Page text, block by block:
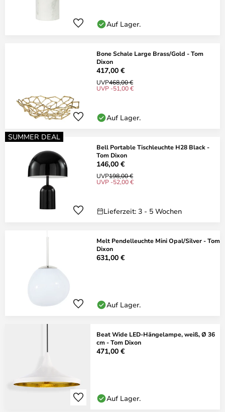
Auf Lager.
Bone Schale Large Brass/Gold - Tom
Dixon
417,00 €
UVP468,00 €
UVP -51,00 €
Auf Lager.
SUMMER DEAL
Bell Portable Tischleuchte H28 Black -
Tom Dixon
146,00 €
UVP198,00 €
UVP -52,00 €
Lieferzeit: 3 - 5 Wochen
Melt Pendelleuchte Mini Opal/Silver - Tom
Dixon
631,00 €
Auf Lager.
Beat Wide LED-Hängelampe, weiß, Ø 36
cm - Tom Dixon
471,00 €
Auf Lager.